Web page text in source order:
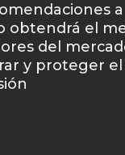
obtendrá el
del
y proteger